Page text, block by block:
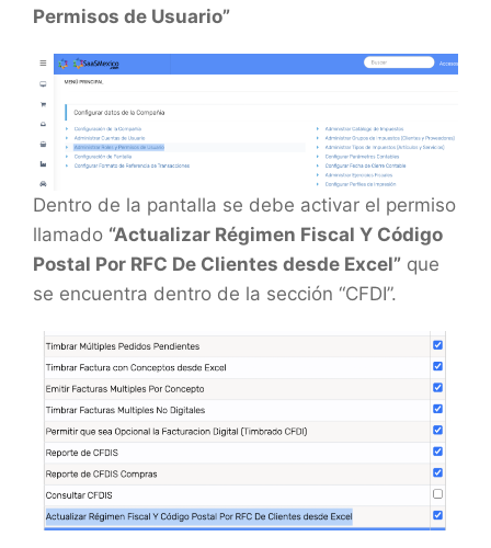
Permisos de Usuario”
Dentro de la pantalla se debe activar el permiso
llamado “Actualizar Régimen Fiscal Y Código
Postal Por RFC De Clientes desde Excel” que
se encuentra dentro de la sección “CFDI”.